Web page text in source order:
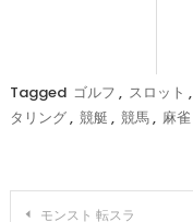
Tagged ゴルフ , スロット ,
タリング, 競艇 , 競馬, 麻雀
投 モンスト 転スラ